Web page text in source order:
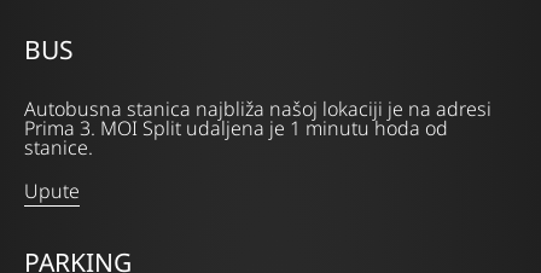
BUS
Autobusna stanica najbliža našoj lokaciji je na adresi
Prima 3. MOI Split udaljena je 1 minutu hoda od
stanice.
Upute
PARKING